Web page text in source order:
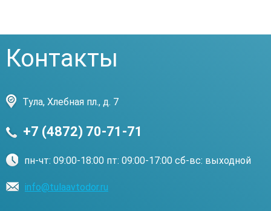
Контакты
Тула, Хлебная пл., д. 7
+7 (4872) 70-71-71
пн-чт: 09:00-18:00 пт: 09:00-17:00 сб-вс: выходной
info@tulaavtodor.ru